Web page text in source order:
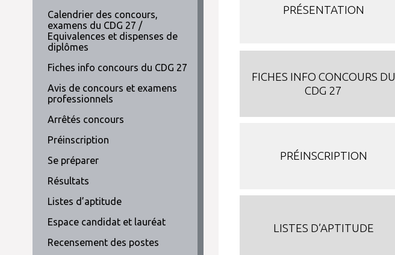
Calendrier des concours,
examens du CDG 27 /
Equivalences et dispenses de
diplômes
Fiches info concours du CDG 27
Avis de concours et examens
professionnels
Arrêtés concours
Préinscription
Se préparer
Résultats
Listes d’aptitude
Espace candidat et lauréat
Recensement des postes
PRÉSENTATION
FICHES INFO CONCOURS DU
CDG 27
PRÉINSCRIPTION
LISTES D’APTITUDE